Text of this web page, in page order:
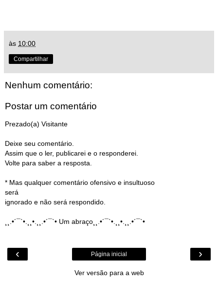
às 10:00
Compartilhar
Nenhum comentário:
Postar um comentário
Prezado(a) Visitante
Deixe seu comentário.
Assim que o ler, publicarei e o responderei.
Volte para saber a resposta.
* Mas qualquer comentário ofensivo e insultuoso
será
ignorado e não será respondido.
¸¸.•´¯`•.¸¸•.¸¸.•´¯`• Um abraço¸¸.•´¯`•.¸¸•.¸¸.•´¯`•
‹ ›
Página inicial
Ver versão para a web